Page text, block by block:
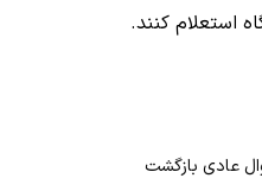
استعلام کنند.
عادی بازگشت